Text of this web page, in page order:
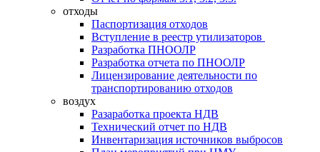
отходы
Паспортизация отходов
Вступление в реестр утилизаторов
Разработка ПНООЛР
Разработка отчета по ПНООЛР
Лицензирование деятельности по
транспортированию отходов
воздух
Разаработка проекта НДВ
Технический отчет по НДВ
Инвентаризация источников выбросов